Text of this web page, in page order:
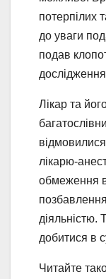
потерпілих
до уваги
подав
Лікар та
лікарю-
обмеження
діяльністю.
добитися в
Читайте